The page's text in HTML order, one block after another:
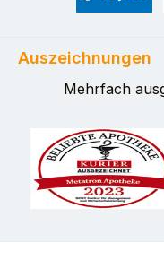
Auszeichnungen
Mehrfach